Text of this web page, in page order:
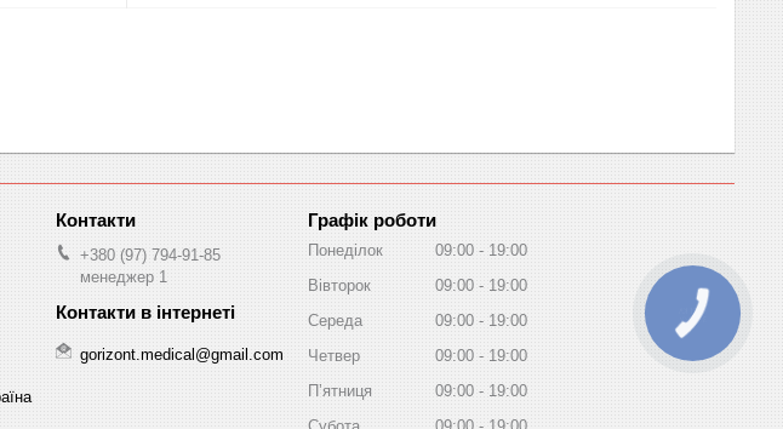
+380 (97) 794-91-85
менеджер 1
gorizont.medical@gmail.com
Графік роботи
Понеділок 09:00
19:00
Вівторок
09:00
19:00
Середа
09:00
19:00
Четвер
09:00
19:00
Пʼятниця
09:00
19:00